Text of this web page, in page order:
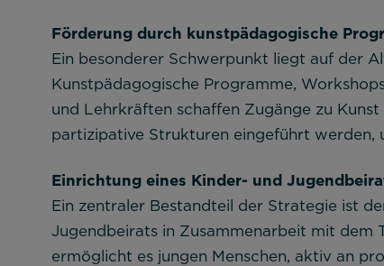
Förderung durch kunstpädagogische
Ein besonderer Schwerpunkt liegt auf der
Kunstpädagogische Programme,
und Lehrkräften schaffen Zugänge zu
partizipative Strukturen eingeführt werden,
Einrichtung eines Kinder- und
Ein zentraler Bestandteil der Strategie ist
Jugendbeirats in Zusammenarbeit mit dem
ermöglicht es jungen Menschen, aktiv an